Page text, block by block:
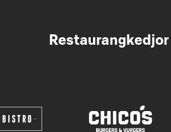
Restaurangkedjor